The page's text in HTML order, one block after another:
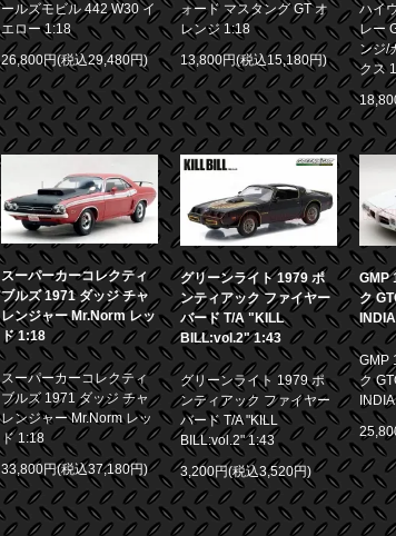
ールズモビル 442 W30 イ
エロー 1:18
26,800円(税込29,480円)
ォード マスタング GT オ
レンジ 1:18
13,800円(税込15,180円)
ハイ
レー
ンジ/
クス
スーパーカーコレクティ
ブルズ 1971 ダッジ チャ
レンジャー Mr.Norm レッ
ド 1:18
スーパーカーコレクティ
ブルズ 1971 ダッジ チャ
レンジャー Mr.Norm レッ
ド 1:18
33,800円(税込37,180円)
グリーンライト 1979 ポ
ンティアック ファイヤー
バード T/A "KILL
BILL:vol.2" 1:43
グリーンライト 1979 ポ
ンティアック ファイヤー
バード T/A "KILL
BILL:vol.2" 1:43
3,200円(税込3,520円)
GMP
ク
GMP
ク